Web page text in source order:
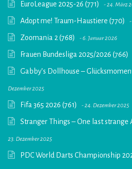
EuroLeague 2025-26 (771) 24. März
Adopt me! Traum-Haustiere (770)
Zoomania 2 (768) 6. Januar 2026
Frauen Bundesliga 2025/2026 (766)
Gabby’s Dollhouse –
Dezember 2025
Fifa 365 2026 (761) 24. Dezember 2025
Stranger Things – One last strange
23. Dezember 2025
PDC World Darts Championship